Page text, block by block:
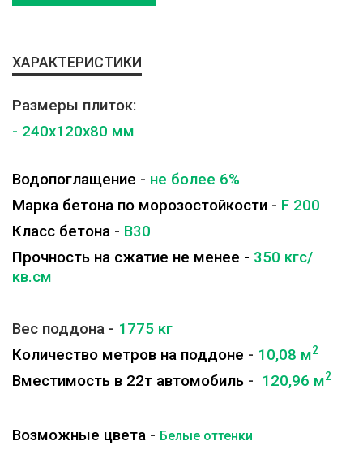
ХАРАКТЕРИСТИКИ
Размеры плиток:
- 240x120x80 мм
Водопоглащение - не более 6%
Марка бетона по морозостойкости - F 200
Класс бетона - B30
Прочность на сжатие не менее - 350 кгс/
кв.см
Вес поддона - 1775 кг
Количество метров на поддоне - 10,08 м2
Вместимость в 22т автомобиль - 120,96 м2
Возможные цвета - Белые оттенки